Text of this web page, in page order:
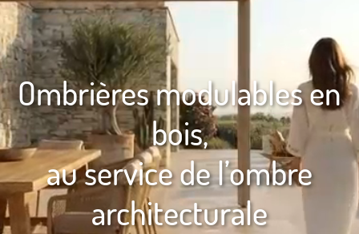
Ombrières modulables en
bois,
au service de l’ombre
architecturale